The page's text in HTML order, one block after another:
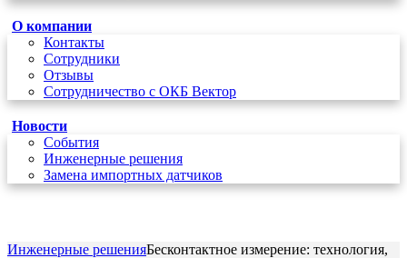
О компании
Контакты
Сотрудники
Отзывы
Сотрудничество с ОКБ Вектор
Новости
Cобытия
Инженерные решения
Замена импортных датчиков
Инженерные решенияБесконтактное измерение: технология,